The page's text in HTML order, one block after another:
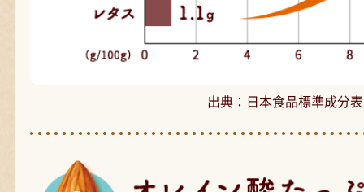
出典：日本食品標準成分